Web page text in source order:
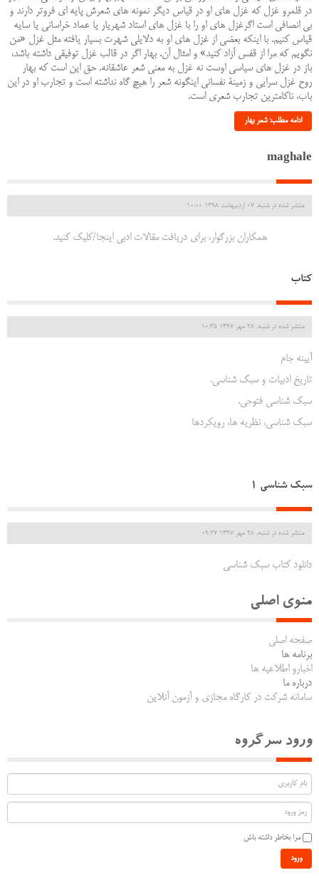
در قلمرو غزل که غزل‏ های او در قیاس دیگر نمونه ‏های شعرش پایه ‏ای فروتر دارند و
بی انصافی است اگرغزل ‏های او را با غزل ‏های استاد شهریار یا عماد خراسانی یا سایه
قیاس کنیم. با اینکه بعضی از غزل های او به دلایلی ‏شهرت بسیار یافته مثل غزل «من
نگویم که مرا از قفس آزاد کنید» و امثال آن. بهار اگر در قالب غزل توفیقی داشته باشد،
باز در غزل‏ های سیاسی اوست نه غزل به معنی شعر عاشقانه. حق این است که بهار
روح غزل سرایی و زمینۀ نفسانی این‏گونه شعر را هیچ گاه نداشته است و تجارب او در این
باب، ناکام‏ترین تجارب شعری است.
ادامه مطلب: شعر بهار
maghale
منتشر شده در شنبه, 07 ارديبهشت 1398 10:00
همکاران بزرگوار، برای دریافت مقالات ادبی اینجا/کلیک کنید.
کتاب
منتشر شده در شنبه, 28 مهر 1397 10:35
آیینه جام
تاریخ ادبیات و سبک شناسی.
سبک شناسی فتوحی.
سبک شناسی، نظریه ها، رویکردها
سبک شناسی 1
منتشر شده در شنبه, 28 مهر 1397 09:27
دانلود کتاب سبک شناسی
منوی اصلی
صفحه اصلی
برنامه ها
اخبارو اطلاعیه ها
درباره ما
سامانه شرکت در کارگاه مجازی و آزمون آنلاین
ورود سرگروه
مرا بخاطر داشته باش
ورود